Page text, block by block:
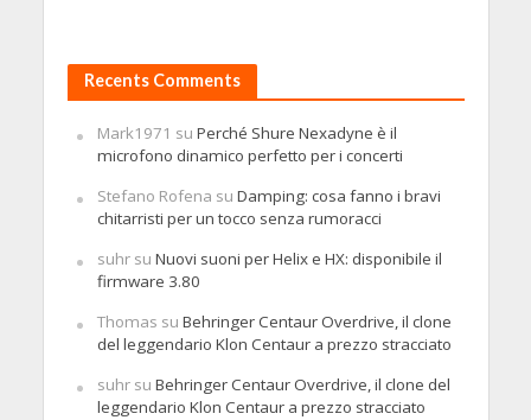
Recents Comments
Mark1971 su Perché Shure Nexadyne è il
microfono dinamico perfetto per i concerti
Stefano Rofena su Damping: cosa fanno i bravi
chitarristi per un tocco senza rumoracci
suhrsu Nuovi suoni per Helix e HX: disponibile il
firmware 3.80
Thomas su Behringer Centaur Overdrive, il clone
del leggendario Klon Centaur a prezzo stracciato
suhrsu Behringer Centaur Overdrive, il clone del
leggendario Klon Centaur a prezzo stracciato